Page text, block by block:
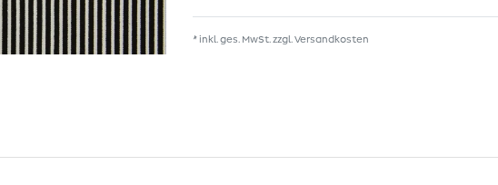
* inkl. ges. MwSt. zzgl.Versandkosten